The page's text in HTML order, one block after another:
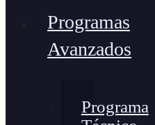
Programas
Avanzados
Programa